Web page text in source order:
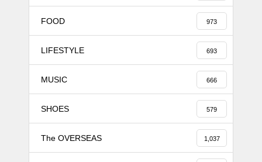
FOOD 973
LIFESTYLE 693
MUSIC 666
SHOES 579
The OVERSEAS 1,037